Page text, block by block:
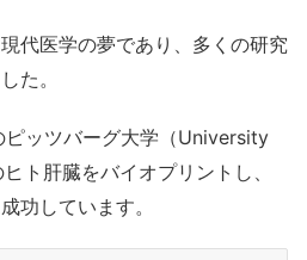
代医学の夢であり、多くの研究
た。
ピッツバーグ大学（University
ト肝臓をバイオプリントし、
功しています。